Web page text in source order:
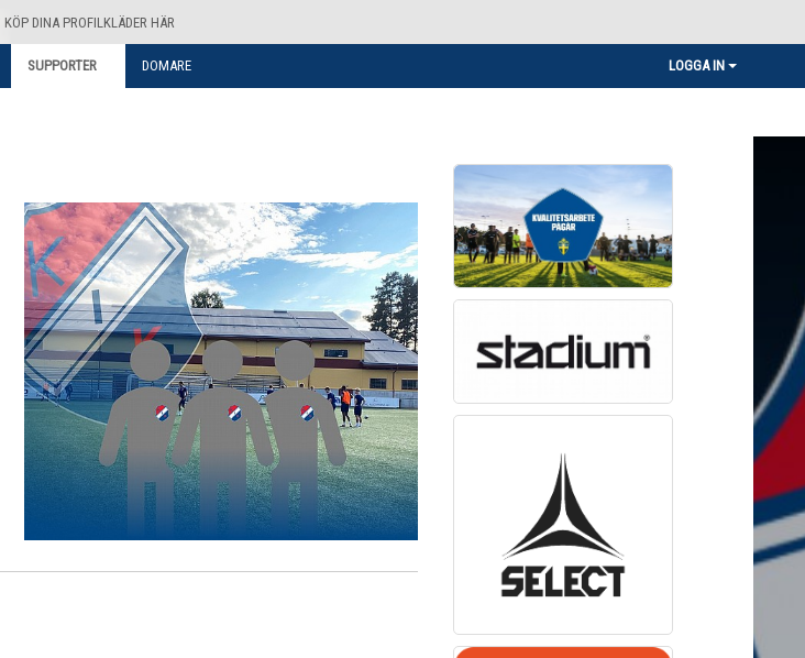
KÖP DINA PROFILKLÄDER HÄR
SUPPORTER DOMARE LOGGA IN